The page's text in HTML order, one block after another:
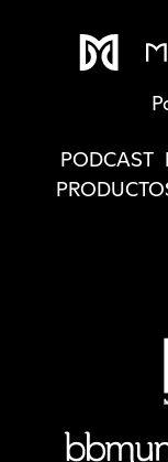
PODCAST